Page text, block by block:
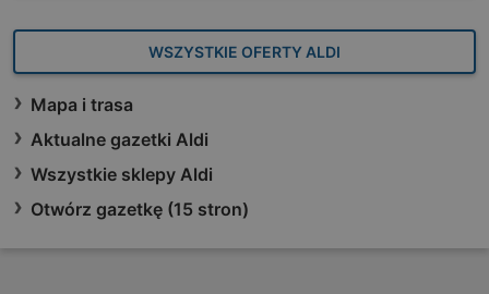
WSZYSTKIE OFERTY ALDI
Mapa i trasa
Aktualne gazetki Aldi
Wszystkie sklepy Aldi
Otwórz gazetkę (15 stron)